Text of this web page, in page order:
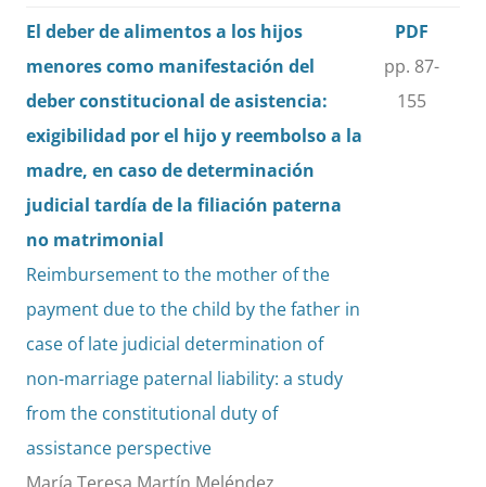
El deber de alimentos a los hijos
menores como manifestación del
deber constitucional de asistencia:
exigibilidad por el hijo y reembolso a la
madre, en caso de determinación
judicial tardía de la filiación paterna
no matrimonial
Reimbursement to the mother of the
payment due to the child by the father in
case of late judicial determination of
non-marriage paternal liability: a study
from the constitutional duty of
assistance perspective
PDF
pp. 87-
155